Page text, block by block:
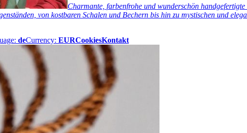
Charmante, farbenfrohe und wunderschön
von kostbaren Schalen und Bechern bis hin zu mystischen und
deCurrency: EURCookiesKontakt